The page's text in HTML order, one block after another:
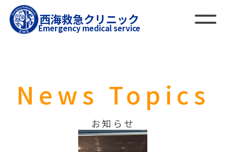
西海救急クリニック
Emergency medical service
News Topics
お知らせ